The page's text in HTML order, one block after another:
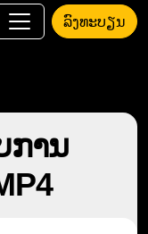
ລົງທະບຽນ
ການ